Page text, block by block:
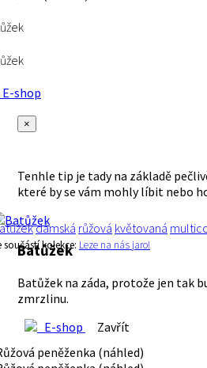
shop
×
Tenhle tip je tady na základě
které by se vám mohly líbit nebo
dámská růžová květovaná
součástí kolekce: Leze na nás jaro!
Batůžek
Batůžek na záda, protože jen tak
zmrzlinu.
E-shop
Zavřít